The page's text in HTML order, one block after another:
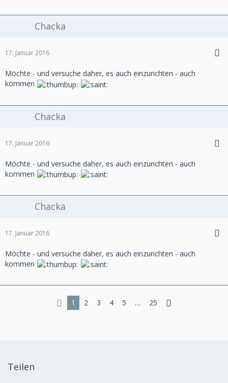
Chacka
17. Januar 2016
Möchte - und versuche daher, es auch einzurichten - auch
kommen
Chacka
17. Januar 2016
Möchte - und versuche daher, es auch einzurichten - auch
kommen
Chacka
17. Januar 2016
Möchte - und versuche daher, es auch einzurichten - auch
kommen
1 2 3 4 5 … 25
Teilen